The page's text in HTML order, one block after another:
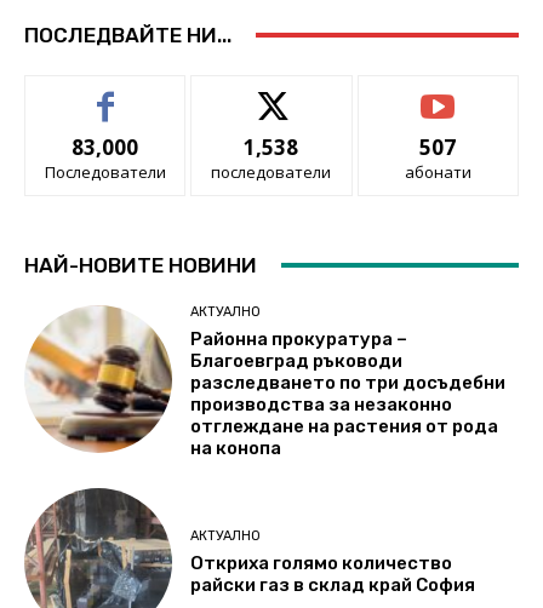
ПОСЛЕДВАЙТЕ НИ...
83,000
Последователи
1,538
последователи
507
абонати
НАЙ-НОВИТЕ НОВИНИ
АКТУАЛНО
Районна прокуратура –
Благоевград ръководи
разследването по три досъдебни
производства за незаконно
отглеждане на растения от рода
на конопа
АКТУАЛНО
Откриха голямо количество
райски газ в склад край София